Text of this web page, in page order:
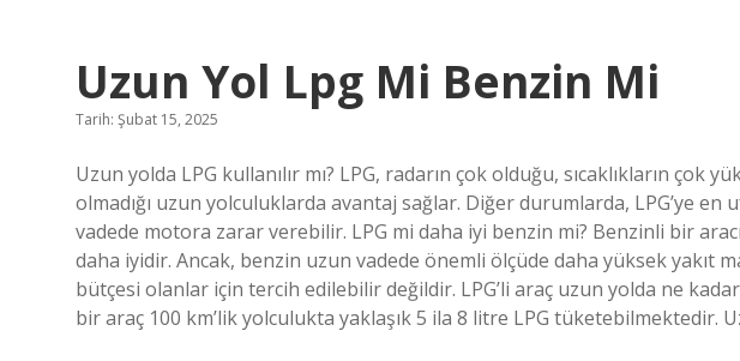
Uzun Yol Lpg Mi Benzin Mi
Tarih: Şubat 15, 2025
Uzun yolda LPG kullanılır mı? LPG, radarın çok olduğu, sıcaklıkların çok
olmadığı uzun yolculuklarda avantaj sağlar. Diğer durumlarda, LPG’ye
vadede motora zarar verebilir. LPG mi daha iyi benzin mi? Benzinli bir
daha iyidir. Ancak, benzin uzun vadede önemli ölçüde daha yüksek yakıt
bütçesi olanlar için tercih edilebilir değildir. LPG’li araç uzun yolda ne
bir araç 100 km’lik yolculukta yaklaşık 5 ila 8 litre LPG tüketebilmektedir.